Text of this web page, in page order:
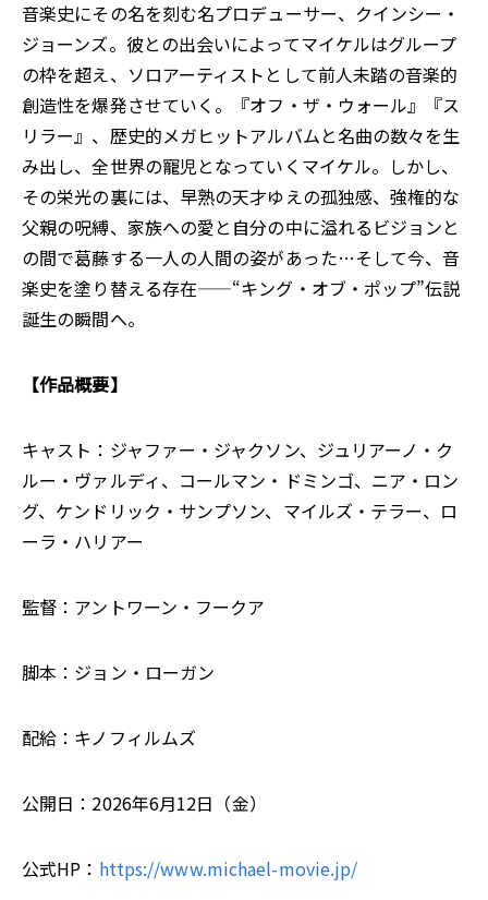
音楽史にその名を刻む名プロデューサー、クインシー・
ジョーンズ。彼との出会いによってマイケルはグループ
の枠を超え、ソロアーティストとして前人未踏の音楽的
創造性を爆発させていく。『オフ・ザ・ウォール』『ス
リラー』、歴史的メガヒットアルバムと名曲の数々を生
み出し、全世界の寵児となっていくマイケル。しかし、
その栄光の裏には、早熟の天才ゆえの孤独感、強権的な
父親の呪縛、家族への愛と自分の中に溢れるビジョンと
の間で葛藤する一人の人間の姿があった…そして今、音
楽史を塗り替える存在——“キング・オブ・ポップ”伝説
誕生の瞬間へ。
【作品概要】
キャスト：ジャファー・ジャクソン、ジュリアーノ・ク
ルー・ヴァルディ、コールマン・ドミンゴ、ニア・ロン
グ、ケンドリック・サンプソン、マイルズ・テラー、ロ
ーラ・ハリアー
監督：アントワーン・フークア
脚本：ジョン・ローガン
配給：キノフィルムズ
公開日：2026年6月12日（金）
公式HP： https://www.michael-movie.jp/